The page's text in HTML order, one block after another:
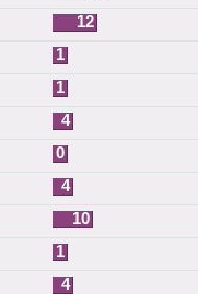
12
1
1
4
0
4
10
1
4